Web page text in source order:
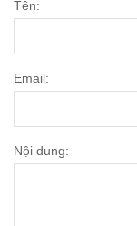
Tên:
Email:
Nội dung: